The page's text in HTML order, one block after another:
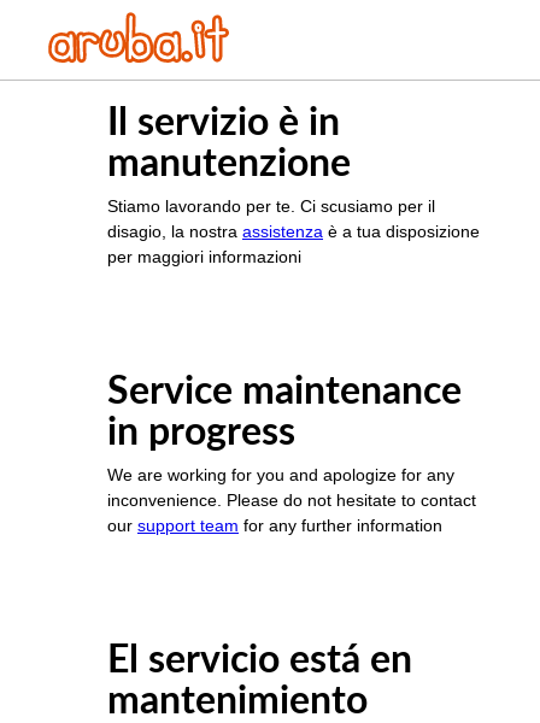
Il servizio è in
manutenzione
Stiamo lavorando per te. Ci scusiamo per il
disagio, la nostra assistenza è a tua disposizione
per maggiori informazioni
Service maintenance
in progress
We are working for you and apologize for any
inconvenience. Please do not hesitate to contact
our support team for any further information
El servicio está en
mantenimiento